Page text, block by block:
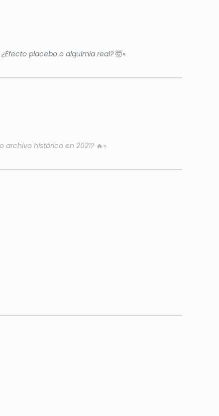
placebo o alquimia real?🤯»
archivo histórico en 2021? 🔥»